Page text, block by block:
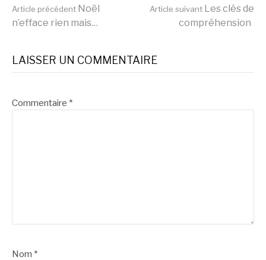
Lire
la
suite
Article précédent Noël
n’efface rien mais…
Article suivant Les clés de
compréhension
LAISSER UN COMMENTAIRE
Commentaire *
Nom *